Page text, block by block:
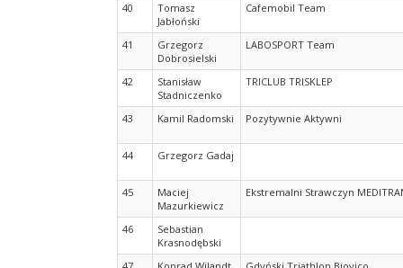
40
Tomasz
Jabłoński
Cafemobil Team
41
Grzegorz
Dobrosielski
LABOSPORT Team
42
Stanisław
Stadniczenko
TRICLUB TRISKLEP
43 Kamil Radomski Pozytywnie Aktywni
44 Grzegorz Gadaj
45
Maciej
Mazurkiewicz
Ekstremalni Strawczyn
46
Sebastian
Krasnodębski